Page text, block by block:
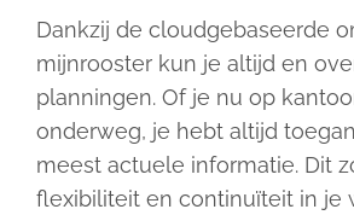
Dankzij de cloudgebaseerde
mijnrooster kun je altijd en
planningen. Of je nu op
onderweg, je hebt altijd
meest actuele informatie. Dit
flexibiliteit en continuïteit in je